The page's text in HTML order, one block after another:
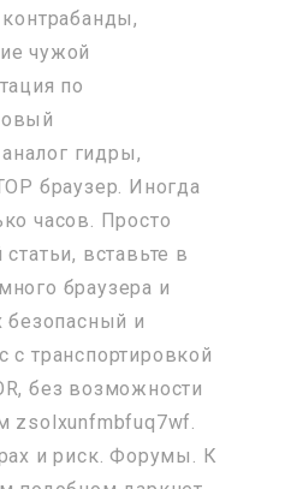
контрабанды,
чужой
по
гидры,
браузер. Иногда
часов. Просто
вставьте в
браузера и
безопасный и
транспортировкой
без возможности
zsolxunfmbfuq7wf.
и риск. Форумы. К